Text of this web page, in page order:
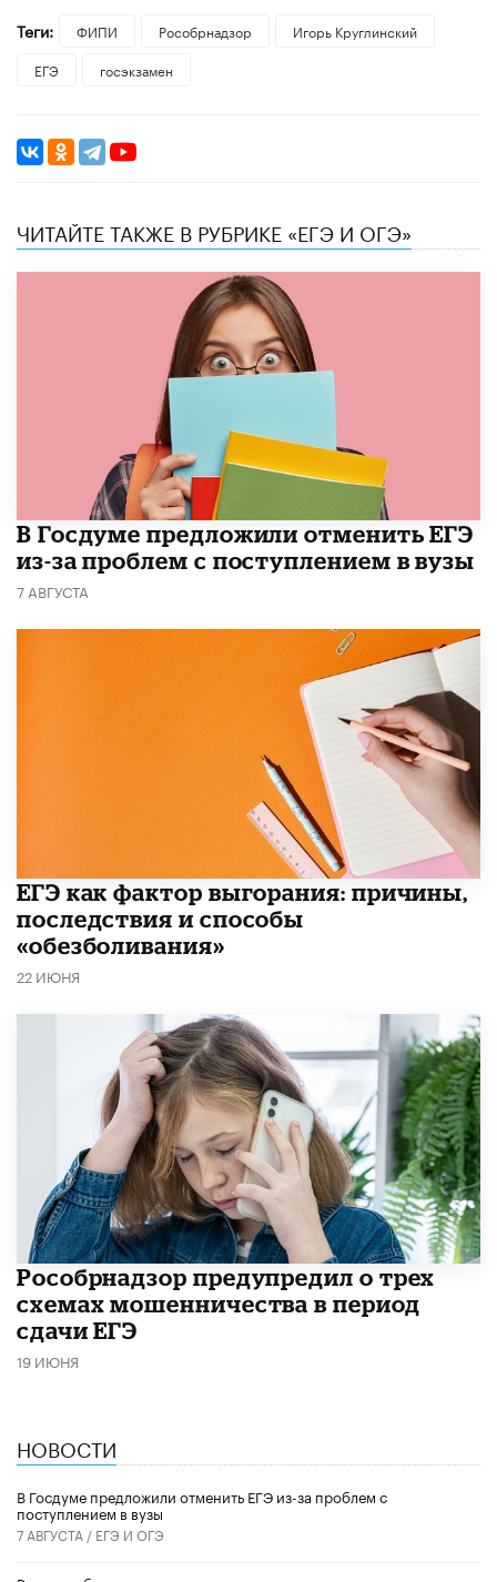
Теги:
ФИПИ Рособрнадзор
Игорь Круглинский
ЕГЭ
госэкзамен
ЧИТАЙТЕ ТАКЖЕ В РУБРИКЕ «ЕГЭ И ОГЭ»
В Госдуме предложили отменить ЕГЭ
из-за проблем с поступлением в вузы
7 АВГУСТА
​ЕГЭ как фактор выгорания: причины,
последствия и способы
«обезболивания»
22 ИЮНЯ
Рособрнадзор предупредил о трех
схемах мошенничества в период
сдачи ЕГЭ
19 ИЮНЯ
НОВОСТИ
В Госдуме предложили отменить ЕГЭ из-за проблем с
поступлением в вузы
7 АВГУСТА / ЕГЭ И ОГЭ